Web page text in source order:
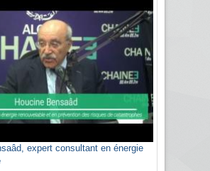
expert consultant en énergie